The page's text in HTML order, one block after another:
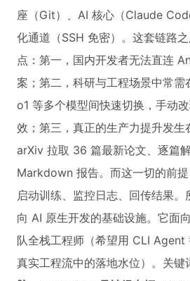
座（Git）、AI 核心（Claude
化通道（SSH 免密）。这套链路
点：第一，国内开发者无法直连
案；第二，科研与工程场景中常
o1 等多个模型间快速切换，手动
效；第三，真正的生产力提升发
arXiv 拉取 36 篇最新论文、逐篇
Markdown 报告。而这一切的前
启动训练、监控日志、回传结果
向 AI 原生开发的基础设施。它面
队全栈工程师（希望用 CLI
真实工程流中的落地水位）。关键